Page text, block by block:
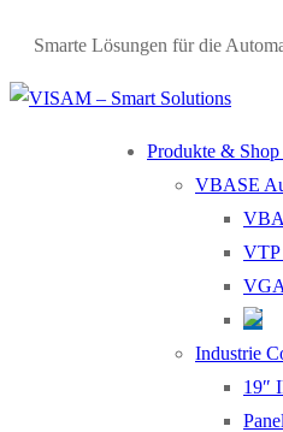
Smarte Lösungen für die
Produkte & Shop
VBASE
VTP
Industrie
19″